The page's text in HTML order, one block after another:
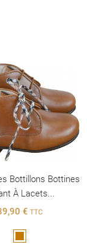
Bottillons Bottines
À Lacets...
€ TTC